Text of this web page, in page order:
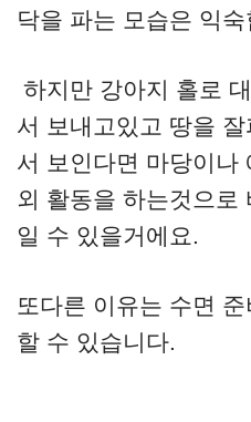
닥을 파는 모습은 익숙
하지만 강아지 홀로
서 보내고있고 땅을
서 보인다면 마당이나
외 활동을 하는것으로
일 수 있을거에요.
또다른 이유는 수면
할 수 있습니다.